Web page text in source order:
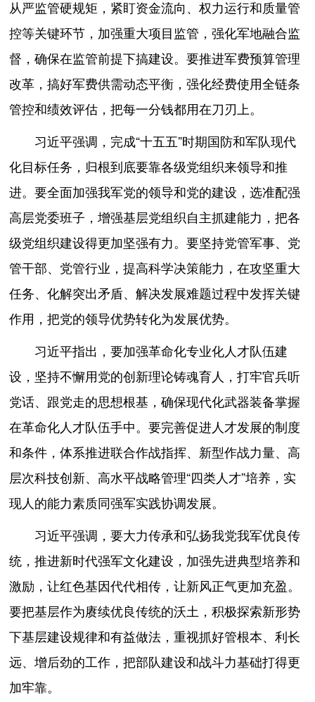
从严监管硬规矩，紧盯资金流向、权力运行和质量管
控等关键环节，加强重大项目监管，强化军地融合监
督，确保在监管前提下搞建设。要推进军费预算管理
改革，搞好军费供需动态平衡，强化经费使用全链条
管控和绩效评估，把每一分钱都用在刀刃上。
习近平强调，完成“十五五”时期国防和军队现代
化目标任务，归根到底要靠各级党组织来领导和推
进。要全面加强我军党的领导和党的建设，选准配强
高层党委班子，增强基层党组织自主抓建能力，把各
级党组织建设得更加坚强有力。要坚持党管军事、党
管干部、党管行业，提高科学决策能力，在攻坚重大
任务、化解突出矛盾、解决发展难题过程中发挥关键
作用，把党的领导优势转化为发展优势。
习近平指出，要加强革命化专业化人才队伍建
设，坚持不懈用党的创新理论铸魂育人，打牢官兵听
党话、跟党走的思想根基，确保现代化武器装备掌握
在革命化人才队伍手中。要完善促进人才发展的制度
和条件，体系推进联合作战指挥、新型作战力量、高
层次科技创新、高水平战略管理“四类人才”培养，实
现人的能力素质同强军实践协调发展。
习近平强调，要大力传承和弘扬我党我军优良传
统，推进新时代强军文化建设，加强先进典型培养和
激励，让红色基因代代相传，让新风正气更加充盈。
要把基层作为赓续优良传统的沃土，积极探索新形势
下基层建设规律和有益做法，重视抓好管根本、利长
远、增后劲的工作，把部队建设和战斗力基础打得更
加牢靠。